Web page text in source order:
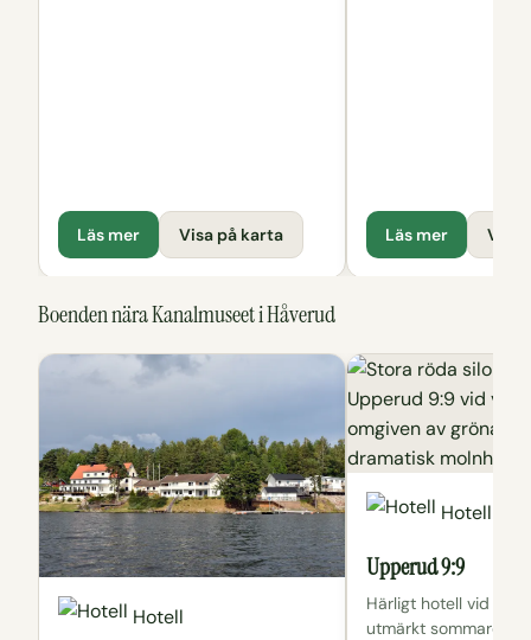
Läs mer Visa på karta Läs mer Visa
Boenden nära Kanalmuseet i Håverud
Hotell
Hotell
Upperud 9:9
Härligt hotell vid
utmärkt